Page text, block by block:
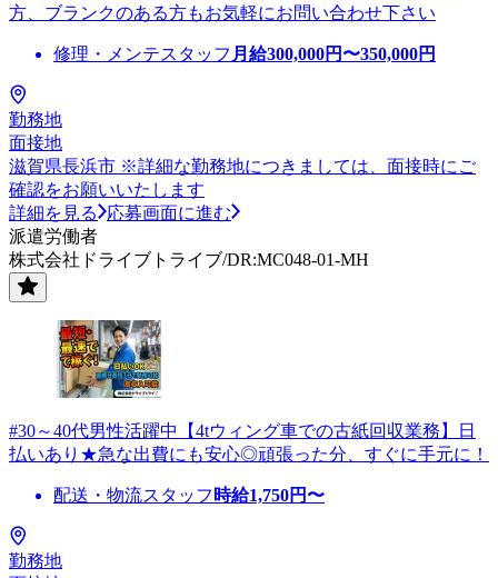
方、ブランクのある方もお気軽にお問い合わせ下さい
修理・メンテスタッフ 月給300,000円〜350,000円
勤務地
面接地
滋賀県長浜市 ※詳細な勤務地につきましては、面接時にご
確認をお願いいたします
詳細を見る
応募画面に進む
派遣労働者
株式会社ドライブトライブ/DR:MC048-01-MH
#30～40代男性活躍中【4tウィング車での古紙回収業務】日
払いあり★急な出費にも安心◎頑張った分、すぐに手元に！
配送・物流スタッフ 時給1,750円〜
勤務地